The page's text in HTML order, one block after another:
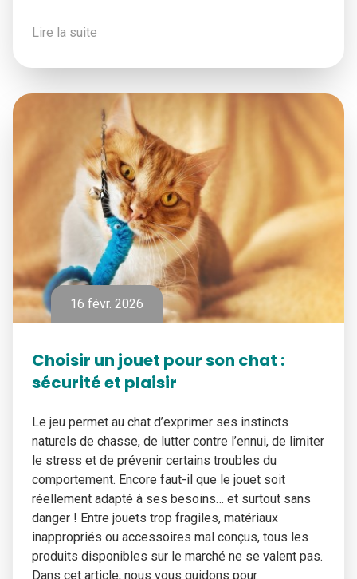
Lire la suite
16 févr. 2026
Choisir un jouet pour son chat :
sécurité et plaisir
Le jeu permet au chat d’exprimer ses instincts
naturels de chasse, de lutter contre l’ennui, de limiter
le stress et de prévenir certains troubles du
comportement. Encore faut-il que le jouet soit
réellement adapté à ses besoins… et surtout sans
danger ! Entre jouets trop fragiles, matériaux
inappropriés ou accessoires mal conçus, tous les
produits disponibles sur le marché ne se valent pas.
Dans cet article, nous vous guidons pour